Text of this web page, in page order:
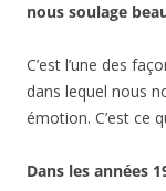
nous soulage
C’est l’une des
dans lequel nous
émotion. C’est ce
Dans les années